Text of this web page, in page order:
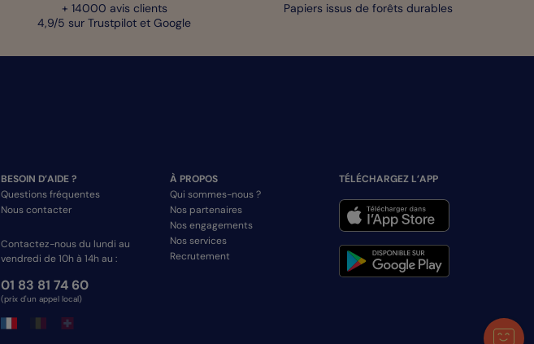
+ 14000 avis clients
4,9/5 sur Trustpilot et Google
Papiers issus de forêts durables
BESOIN D’AIDE ?
Questions fréquentes
Nous contacter
Contactez-nous du lundi au
vendredi de 10h à 14h au :
01 83 81 74 60
(prix d'un appel local)
À PROPOS
Qui sommes-nous ?
Nos partenaires
Nos engagements
Nos services
Recrutement
TÉLÉCHARGEZ L’APP